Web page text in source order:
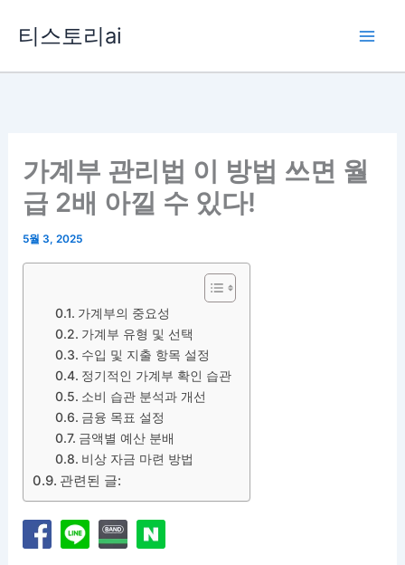
티스토리ai
가계부 관리법 이 방법 쓰면 월
급 2배 아낄 수 있다!
5월 3, 2025
가계부의 중요성
가계부 유형 및 선택
수입 및 지출 항목 설정
정기적인 가계부 확인 습관
소비 습관 분석과 개선
금융 목표 설정
금액별 예산 분배
비상 자금 마련 방법
관련된 글: